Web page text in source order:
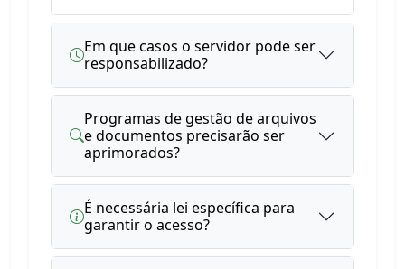
Em que casos o servidor pode ser
responsabilizado?
Programas de gestão de arquivos
e documentos precisarão ser
aprimorados?
É necessária lei específica para
garantir o acesso?